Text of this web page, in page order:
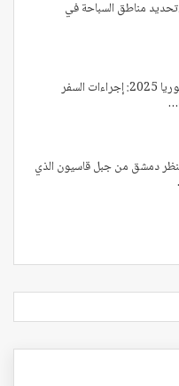
مناطق السباحة في
متطلبات الدخول إلى سوريا 2025: إجراءات السفر
دمشق من جبل قاسيون الذي